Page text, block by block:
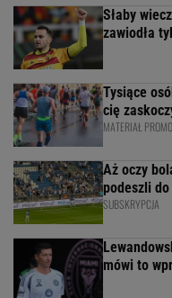
Słaby
zawiodła
Tysiące
cię
MATERIAŁ
Aż oczy
podeszli
SUBSKRYPCJA
mówi to